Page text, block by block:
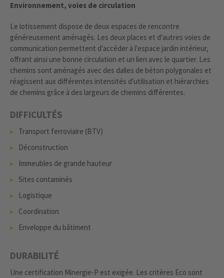
Environnement, voies de circulation
Le lotissement dispose de deux espaces de rencontre
généreusement aménagés. Les deux places et d'autres voies de
communication permettent d'accéder à l'espace jardin intérieur,
offrant ainsi une bonne circulation et un lien avec le quartier. Les
chemins sont aménagés avec des dalles de béton polygonales et
réagissent aux différentes intensités d'utilisation et hiérarchies
de chemins grâce à des largeurs de chemins différentes.
DIFFICULTÉS
Transport ferroviaire (BTV)
Déconstruction
Immeubles de grande hauteur
Sites contaminés
Logistique
Coordination
Enveloppe du bâtiment
DURABILITÉ
Une certification Minergie-P est exigée. Les critères Eco sont